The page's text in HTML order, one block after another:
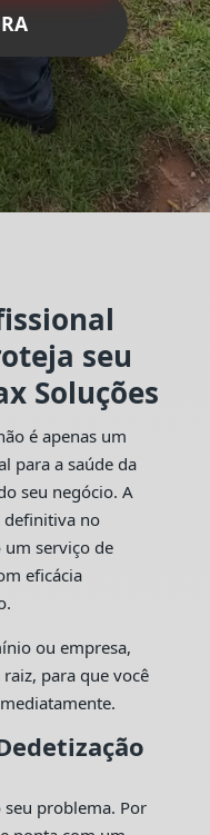
seu
Soluções
é apenas um
para a saúde da
seu negócio. A
definitiva no
serviço de
eficácia
ou empresa,
para que você
problema. Por